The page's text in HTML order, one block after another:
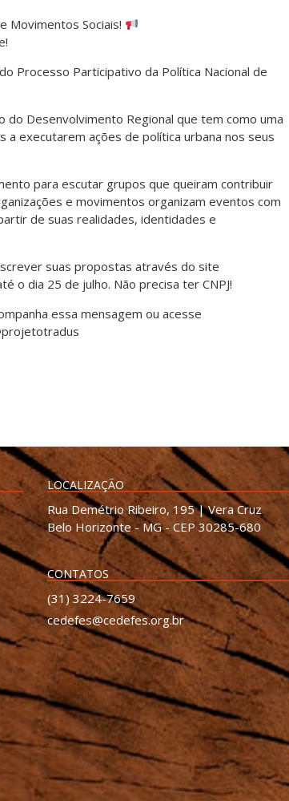
Movimentos Sociais!
Processo Participativo da Política Nacional de
do Desenvolvimento Regional que tem como uma
a executarem ações de política urbana nos seus
para escutar grupos que queiram contribuir
e movimentos organizam eventos com
de suas realidades, identidades e
suas propostas através do site
o dia 25 de julho. Não precisa ter CNPJ!
essa mensagem ou acesse
LOCALIZAÇÃO
Rua Demétrio Ribeiro, 195 | Vera Cruz
Belo Horizonte - MG - CEP 30285-680
CONTATOS
(31) 3224-7659
cedefes@cedefes.org.br